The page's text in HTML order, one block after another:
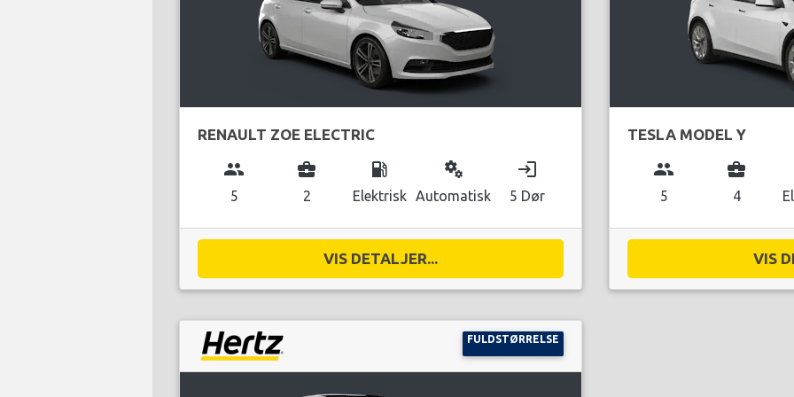
RENAULT ZOE ELECTRIC
group
5
business_center
2
local_gas_station
Elektrisk
miscellaneous_services
Automatisk
login
5 Dør
VIS DETALJER...
TESLA MODEL Y
group
5
business_center
4
VIS
FULDSTØRRELSE